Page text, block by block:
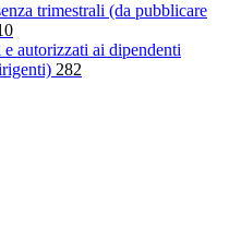
trimestrali (da pubblicare
autorizzati ai dipendenti
282